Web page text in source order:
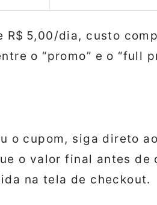
R$ 5,00/dia, custo
o “promo” e o “full
o cupom, siga direto ao
o valor final antes de
na tela de checkout.